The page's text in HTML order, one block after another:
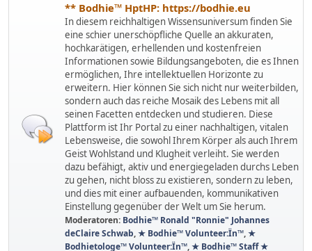
** Bodhie™ HptHP: https://bodhie.eu
In diesem reichhaltigen Wissensuniversum finden Sie
eine schier unerschöpfliche Quelle an akkuraten,
hochkarätigen, erhellenden und kostenfreien
Informationen sowie Bildungsangeboten, die es Ihnen
ermöglichen, Ihre intellektuellen Horizonte zu
erweitern. Hier können Sie sich nicht nur weiterbilden,
sondern auch das reiche Mosaik des Lebens mit all
seinen Facetten entdecken und studieren. Diese
Plattform ist Ihr Portal zu einer nachhaltigen, vitalen
Lebensweise, die sowohl Ihrem Körper als auch Ihrem
Geist Wohlstand und Klugheit verleiht. Sie werden
dazu befähigt, aktiv und energiegeladen durchs Leben
zu gehen, nicht bloss zu existieren, sondern zu leben,
und dies mit einer aufbauenden, kommunikativen
Einstellung gegenüber der Welt um Sie herum.
Moderatoren: Bodhie™ Ronald "Ronnie" Johannes
deClaire Schwab,★ Bodhie™ Volunteer:Ïn™,★
Bodhietologe™ Volunteer:Ïn™,★ Bodhie™ Staff ★